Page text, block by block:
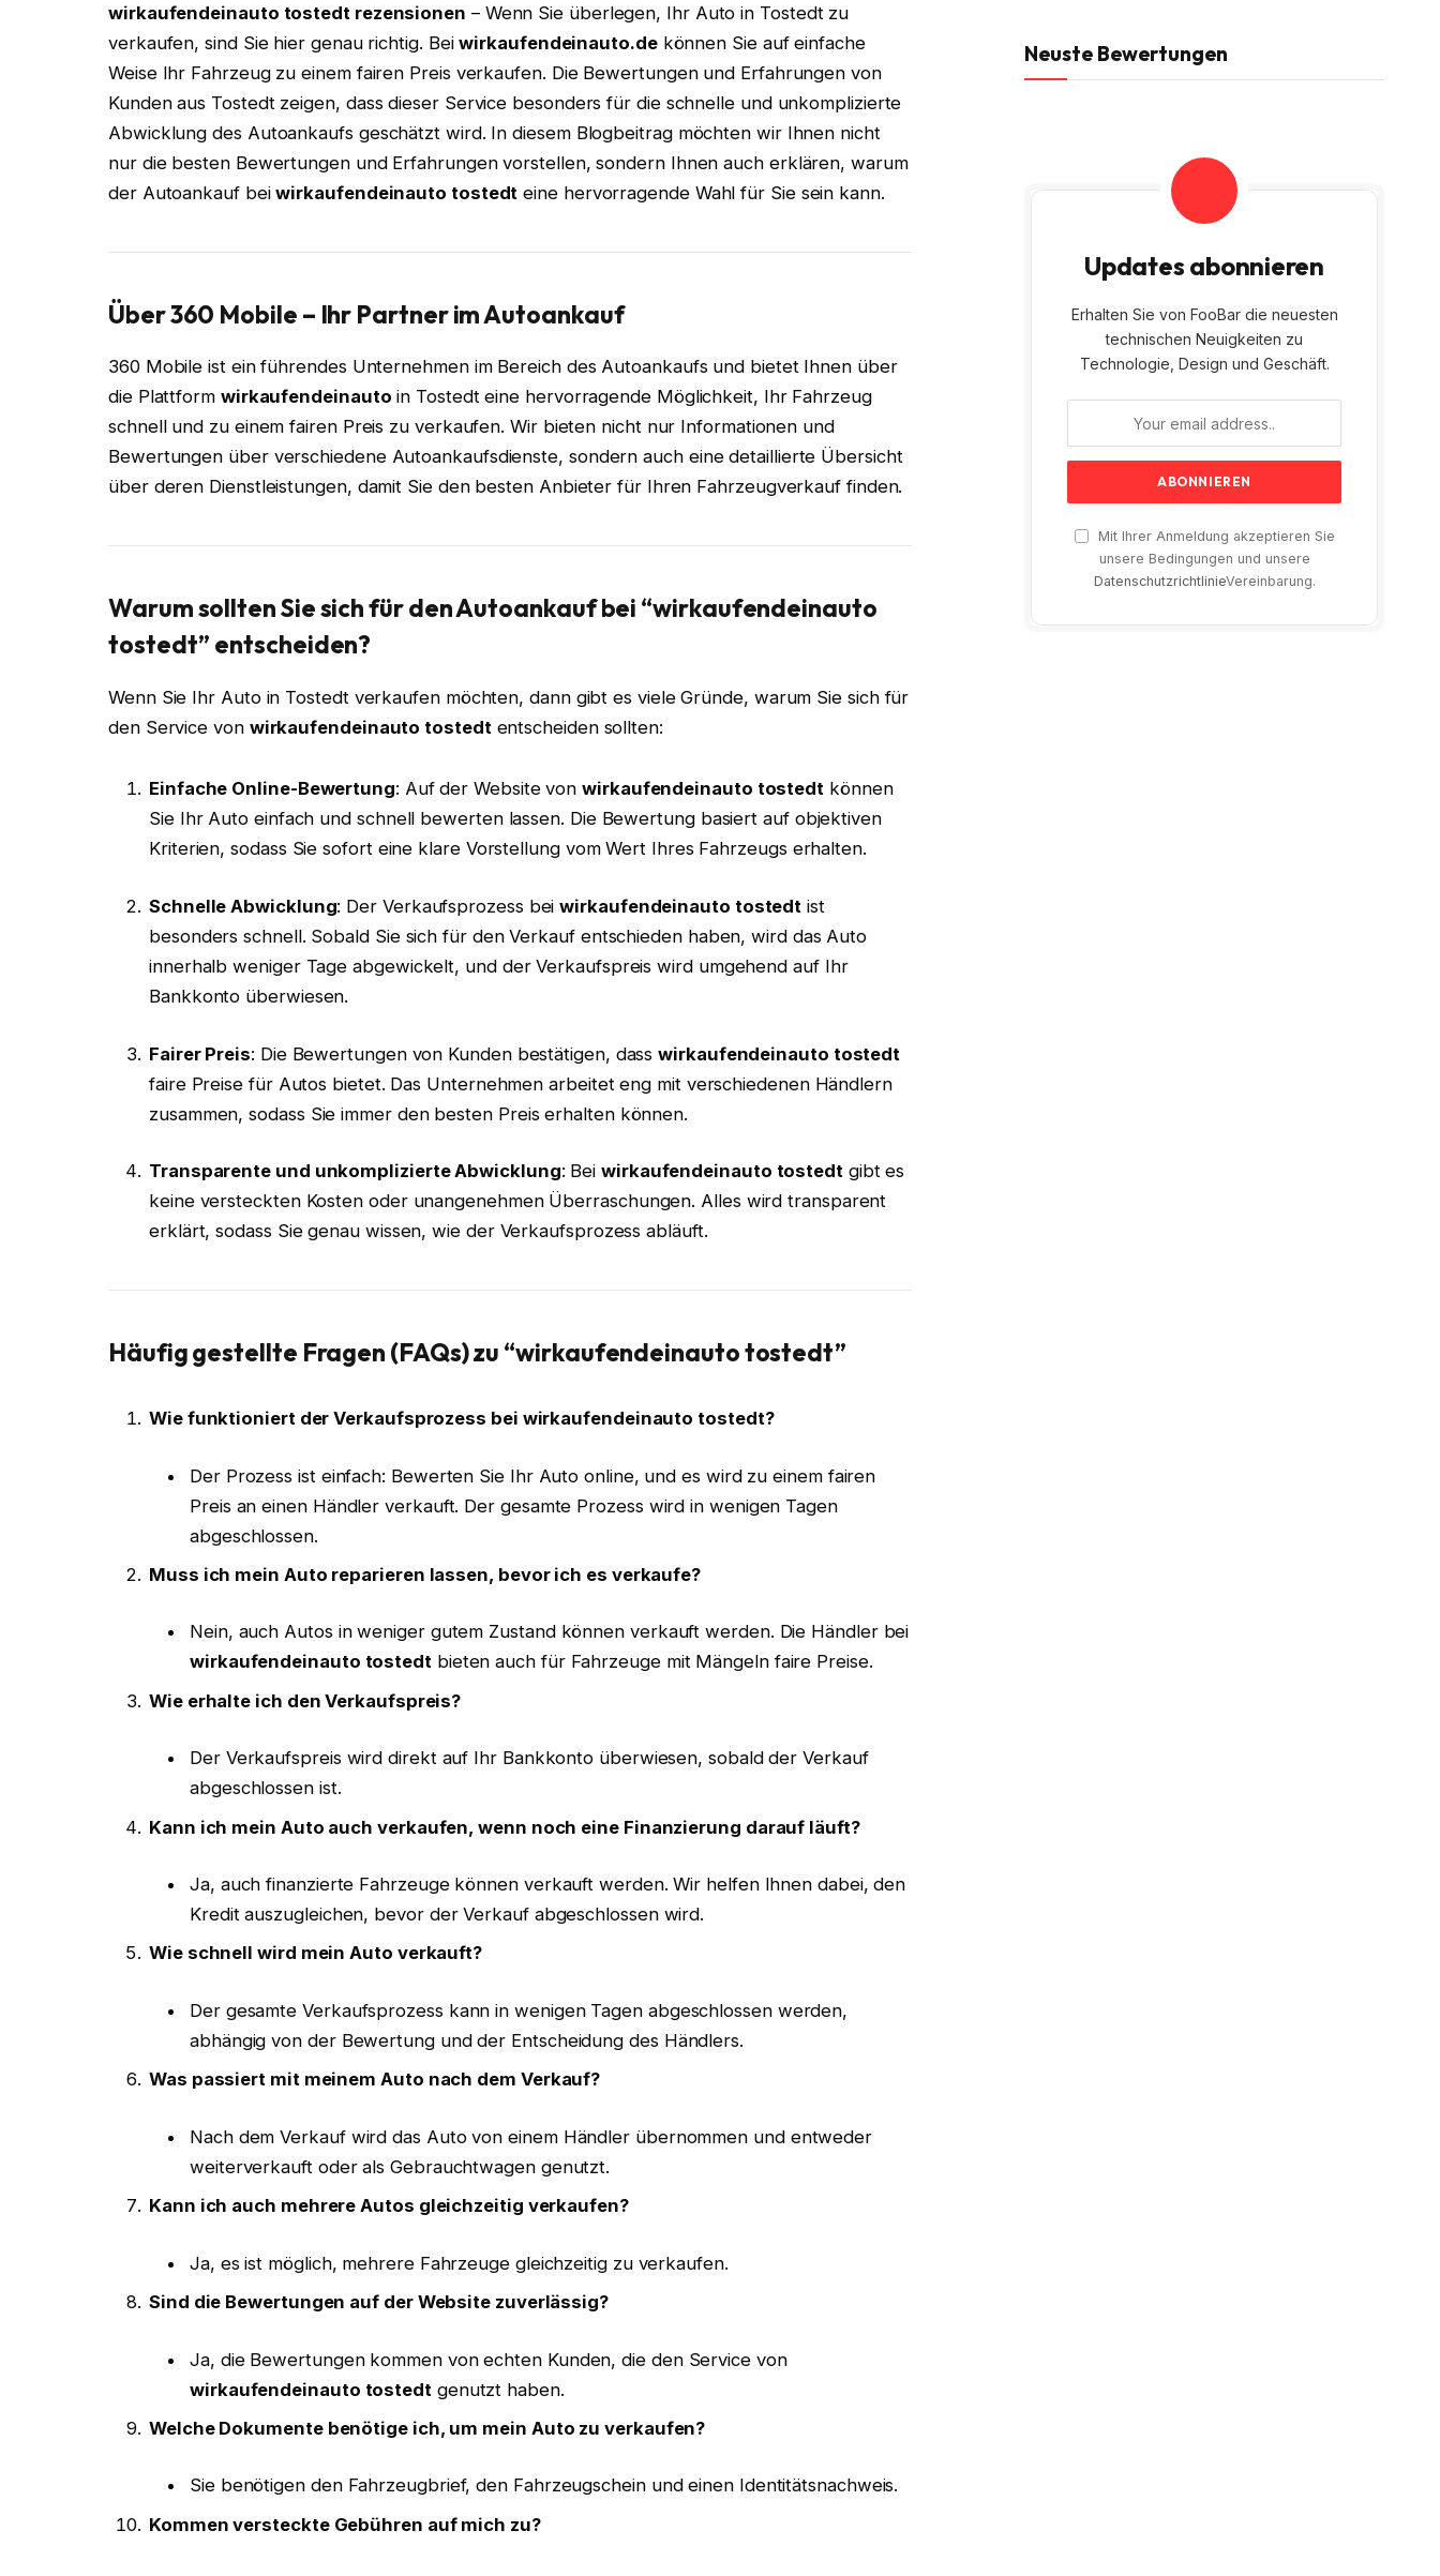
wirkaufendeinauto tostedt rezensionen – Wenn Sie überlegen, Ihr Auto in Tostedt zu
verkaufen, sind Sie hier genau richtig. Beiwirkaufendeinauto.dekönnen Sie auf einfache
Weise Ihr Fahrzeug zu einem fairen Preis verkaufen. Die Bewertungen und Erfahrungen von
Kunden aus Tostedt zeigen, dass dieser Service besonders für die schnelle und unkomplizierte
Abwicklung des Autoankaufs geschätzt wird. In diesem Blogbeitrag möchten wir Ihnen nicht
nur die besten Bewertungen und Erfahrungen vorstellen, sondern Ihnen auch erklären, warum
der Autoankauf beiwirkaufendeinauto tostedt eine hervorragende Wahl für Sie sein kann.
Über 360 Mobile – Ihr Partner im Autoankauf
360 Mobile ist ein führendes Unternehmen im Bereich des Autoankaufs und bietet Ihnen über
die Plattform wirkaufendeinauto in Tostedt eine hervorragende Möglichkeit, Ihr Fahrzeug
schnell und zu einem fairen Preis zu verkaufen. Wir bieten nicht nur Informationen und
Bewertungen über verschiedene Autoankaufsdienste, sondern auch eine detaillierte Übersicht
über deren Dienstleistungen, damit Sie den besten Anbieter für Ihren Fahrzeugverkauf finden.
Warum sollten Sie sich für den Autoankauf bei “wirkaufendeinauto
tostedt” entscheiden?
Wenn Sie Ihr Auto in Tostedt verkaufen möchten, dann gibt es viele Gründe, warum Sie sich für
den Service von wirkaufendeinauto tostedt entscheiden sollten:
Einfache Online-Bewertung: Auf der Website vonwirkaufendeinauto tostedt können
Sie Ihr Auto einfach und schnell bewerten lassen. Die Bewertung basiert auf objektiven
Kriterien, sodass Sie sofort eine klare Vorstellung vom Wert Ihres Fahrzeugs erhalten.
Schnelle Abwicklung: Der Verkaufsprozess beiwirkaufendeinauto tostedt ist
besonders schnell. Sobald Sie sich für den Verkauf entschieden haben, wird das Auto
innerhalb weniger Tage abgewickelt, und der Verkaufspreis wird umgehend auf Ihr
Bankkonto überwiesen.
Fairer Preis: Die Bewertungen von Kunden bestätigen, dasswirkaufendeinauto tostedt
faire Preise für Autos bietet. Das Unternehmen arbeitet eng mit verschiedenen Händlern
zusammen, sodass Sie immer den besten Preis erhalten können.
Transparente und unkomplizierte Abwicklung: Beiwirkaufendeinauto tostedtgibt es
keine versteckten Kosten oder unangenehmen Überraschungen. Alles wird transparent
erklärt, sodass Sie genau wissen, wie der Verkaufsprozess abläuft.
Häufig gestellte Fragen (FAQs) zu “wirkaufendeinauto tostedt”
Wie funktioniert der Verkaufsprozess bei wirkaufendeinauto tostedt?
Der Prozess ist einfach: Bewerten Sie Ihr Auto online, und es wird zu einem fairen
Preis an einen Händler verkauft. Der gesamte Prozess wird in wenigen Tagen
abgeschlossen.
Muss ich mein Auto reparieren lassen, bevor ich es verkaufe?
Nein, auch Autos in weniger gutem Zustand können verkauft werden. Die Händler bei
wirkaufendeinauto tostedtbieten auch für Fahrzeuge mit Mängeln faire Preise.
Wie erhalte ich den Verkaufspreis?
Der Verkaufspreis wird direkt auf Ihr Bankkonto überwiesen, sobald der Verkauf
abgeschlossen ist.
Kann ich mein Auto auch verkaufen, wenn noch eine Finanzierung darauf läuft?
Ja, auch finanzierte Fahrzeuge können verkauft werden. Wir helfen Ihnen dabei, den
Kredit auszugleichen, bevor der Verkauf abgeschlossen wird.
Wie schnell wird mein Auto verkauft?
Der gesamte Verkaufsprozess kann in wenigen Tagen abgeschlossen werden,
abhängig von der Bewertung und der Entscheidung des Händlers.
Was passiert mit meinem Auto nach dem Verkauf?
Nach dem Verkauf wird das Auto von einem Händler übernommen und entweder
weiterverkauft oder als Gebrauchtwagen genutzt.
Kann ich auch mehrere Autos gleichzeitig verkaufen?
Ja, es ist möglich, mehrere Fahrzeuge gleichzeitig zu verkaufen.
Sind die Bewertungen auf der Website zuverlässig?
Ja, die Bewertungen kommen von echten Kunden, die den Service von
wirkaufendeinauto tostedt genutzt haben.
Welche Dokumente benötige ich, um mein Auto zu verkaufen?
Sie benötigen den Fahrzeugbrief, den Fahrzeugschein und einen Identitätsnachweis.
Kommen versteckte Gebühren auf mich zu?
Neuste Bewertungen
Updates abonnieren
Erhalten Sie von FooBar die neuesten
technischen Neuigkeiten zu
Technologie, Design und Geschäft.
Mit Ihrer Anmeldung akzeptieren Sie
unsere Bedingungen und unsere
DatenschutzrichtlinieVereinbarung.